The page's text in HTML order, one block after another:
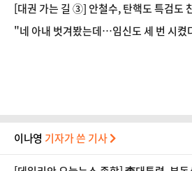
[대권 가는 길 ③] 안철수, 탄핵도 특검도
"네 아내 벗겨봤는데…임신도 세 번 시켰
이나영 기자가 쓴 기사